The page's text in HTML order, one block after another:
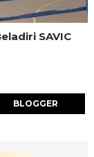
SAVIC
BLOGGER